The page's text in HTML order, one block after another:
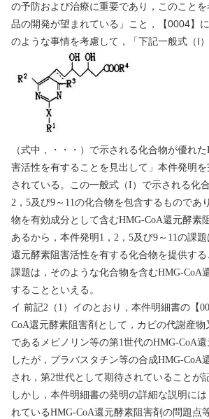
の予防および治療に重要であり，このこと
品の開発が望まれている」こと，【0004】
のような事情を考慮して，「下記一般式（I
（式中，・・・）で示される化合物が優れた
害活性を有することを見出して」本件発明
されている。この一般式（I ）で示される化
2 ， 5及び9 ～ 11 の化合物を包含するものであ
物を有効成分として含むHMG-CoA還元酵素
あるから，本件発明 1 ， 2 ， 5及び9 ～ 11 の課題
還元酵素阻害活性を有する化合物を提供する
課題は，そのような化合物を含むHMG-CoA
することといえる。
イ 前記2 （ 1 ）イのとおり，本件明細書の【
CoA還元酵素阻害剤として，カビの代謝産物
であるメビノリン等の第1 世代のHMG-CoA還
したが，プラバスタチン等の合成HMG-CoA
され，第2世代として期待されていることが
しかし，本件明細書の発明の詳細な説明に
れているHMG-CoA還元酵素阻害剤の問題点